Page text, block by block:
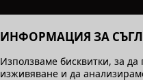
ИНФОРМАЦИЯ ЗА
Използваме бисквитки, за
изживяване и да